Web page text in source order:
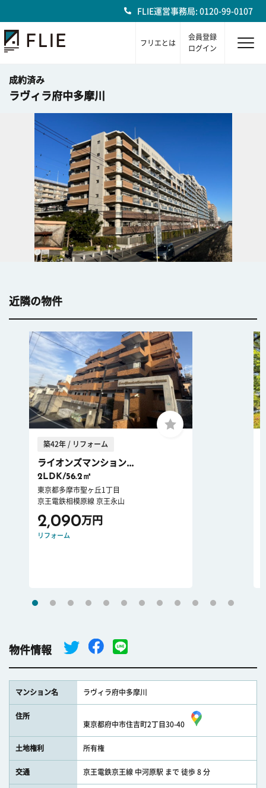
FLIE運営事務局: 0120-99-0107
フリエとは
会員登録
ログイン
成約済み
ラヴィラ府中多摩川
近隣の物件
築42年 / リフォーム
ライオンズマンション...
2LDK/56.2㎡
東京都多摩市聖ヶ丘1丁目
京王電鉄相模原線 京王永山
2,090万円
リフォーム
物件情報
マンション名 ラヴィラ府中多摩川
住所
東京都府中市住吉町2丁目30-40
土地権利 所有権
交通 京王電鉄京王線 中河原駅 まで 徒歩 8 分